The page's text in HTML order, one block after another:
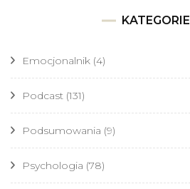
KATEGORIE
Emocjonalnik (4)
Podcast (131)
Podsumowania (9)
Psychologia (78)